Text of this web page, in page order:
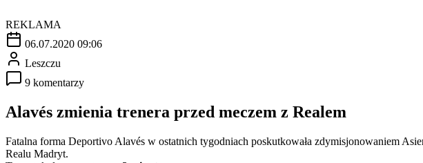
REKLAMA
06.07.2020 09:06
Leszczu
9 komentarzy
Alavés zmienia trenera przed meczem z Realem
Fatalna forma Deportivo Alavés w ostatnich tygodniach poskutkowała zdymisjonowaniem
Realu Madryt.